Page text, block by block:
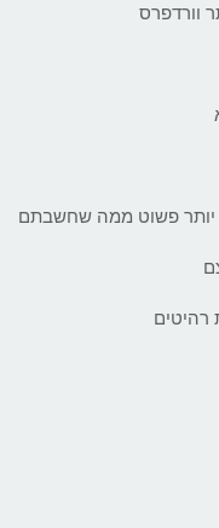
וורדפרס
יותר פשוט ממה שחשבתם
רהיטים